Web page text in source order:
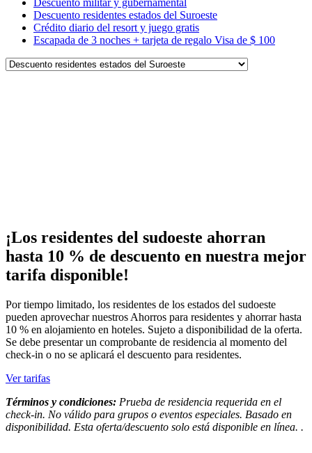
Descuento residentes estados del Suroeste
Crédito diario del resort y juego gratis
Escapada de 3 noches + tarjeta de regalo Visa de $ 100
¡Los residentes del sudoeste ahorran
hasta 10 % de descuento en nuestra mejor
tarifa disponible!
Por tiempo limitado, los residentes de los estados del sudoeste
pueden aprovechar nuestros Ahorros para residentes y ahorrar hasta
10 % en alojamiento en hoteles. Sujeto a disponibilidad de la oferta.
Se debe presentar un comprobante de residencia al momento del
check-in o no se aplicará el descuento para residentes.
Ver tarifas
Términos y condiciones: Prueba de residencia requerida en el
check-in. No válido para grupos o eventos especiales. Basado en
disponibilidad. Esta oferta/descuento solo está disponible en línea. .